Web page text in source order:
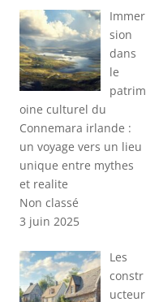
Immer
sion
dans
le
patrim
oine culturel du
Connemara irlande :
un voyage vers un lieu
unique entre mythes
et realite
Non classé
3 juin 2025
Les
constr
ucteur